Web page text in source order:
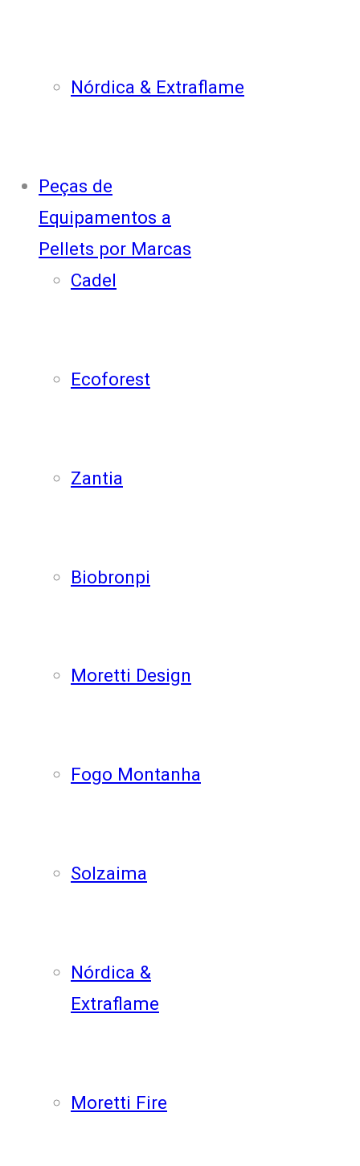
Nórdica & Extraflame
Peças de
Equipamentos a
Pellets por Marcas
Cadel
Ecoforest
Zantia
Biobronpi
Moretti Design
Fogo Montanha
Solzaima
Nórdica &
Extraflame
Moretti Fire